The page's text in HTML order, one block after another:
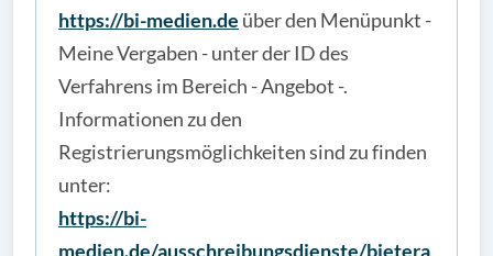
https://bi-medien.de über den Menüpunkt -
Meine Vergaben - unter der ID des
Verfahrens im Bereich - Angebot -.
Informationen zu den
Registrierungsmöglichkeiten sind zu finden
unter:
https://bi-
medien.de/ausschreibungsdienste/bietera